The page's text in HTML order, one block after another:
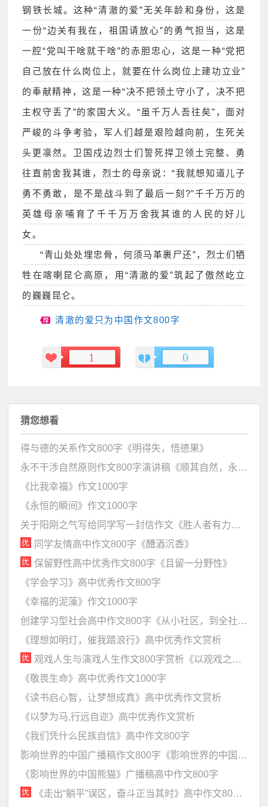
钢铁长城。这种“清澈的爱”无关年龄和身份，这是
一份“边关有我在，祖国请放心”的勇气担当，这是
一腔“党叫干啥就干啥”的赤胆忠心，这是一种“党把
自己放在什么岗位上，就要在什么岗位上建功立业”
的奉献精神，这是一种“决不把领土守小了，决不把
主权守丢了”的家国大义。“虽千万人吾往矣”，面对
严峻的斗争考验，军人们越是艰险越向前，生死关
头更凛然。卫国戍边烈士们誓死捍卫领土完整、勇
往直前舍我其谁，烈士的母亲说：“我就想知道儿子
勇不勇敢，是不是战斗到了最后一刻?”千千万万的
英雄母亲哺育了千千万万舍我其谁的人民的好儿
女。
“青山处处埋忠骨，何须马革裹尸还”，烈士们牺
牲在喀喇昆仑高原，用“清澈的爱”筑起了傲然屹立
的巍巍昆仑。
清澈的爱只为中国作文800字
1 0
猜您想看
得与德的关系作文800字《明得失，悟德果》
永不干涉自然原则作文800字演讲稿《顺其自然，永不干涉》
《比我幸福》作文1000字
《永恒的瞬间》作文1000字
关于阳刚之气写给同学写一封信作文《胜人者有力，自胜者阳刚 》
同学友情高中作文800字《醴酒沉香》
保留野性高中优秀作文800字《且留一分野性》
《学会学习》高中优秀作文800字
《幸福的泥藻》作文1000字
创建学习型社会高中作文800字《从小社区，到全社会》
《理想如明灯，催我踏浪行》高中优秀作文赏析
观戏人生与演戏人生作文800字赏析《以观戏之心，做演戏之事》
《敬畏生命》高中优秀作文1000字
《读书启心智，让梦想成真》高中优秀作文赏析
《以梦为马,行远自迩》高中优秀作文赏析
《我们凭什么民族自信》高中作文800字
影响世界的中国广播稿作文800字《影响世界的中国文化》
《影响世界的中国熊猫》广播稿高中作文800字
《走出“躺平”误区，奋斗正当其时》高中作文800字